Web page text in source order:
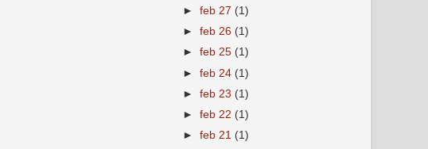
►feb 27 (1)
►feb 26 (1)
►feb 25 (1)
►feb 24 (1)
►feb 23 (1)
►feb 22 (1)
►feb 21 (1)